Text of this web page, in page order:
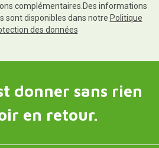
complémentaires.Des informations
sont disponibles dans notre Politique
des données
donner sans rien
en retour.